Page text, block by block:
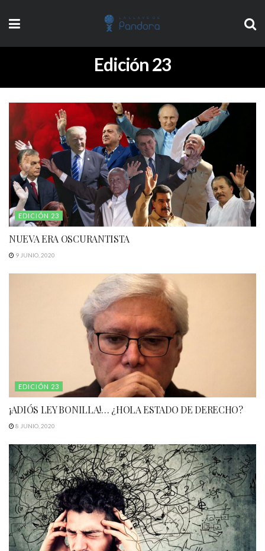
Edición 23
EDICIÓN 23
NUEVA ERA OSCURANTISTA
9 JUNIO, 2020
EDICIÓN 23
¡ADIÓS LEY BONILLA!… ¿HOLA ESTADO DE DERECHO?
8 JUNIO, 2020